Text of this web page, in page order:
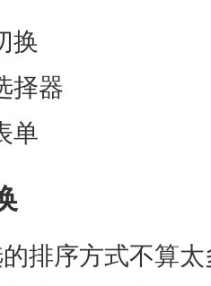
换
择器
单
排序方式不算